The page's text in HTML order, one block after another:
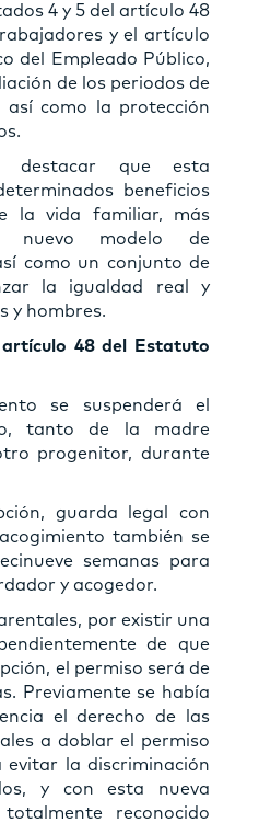
4 y 5 del artículo 48
y el artículo
del Empleado Público,
de los periodos de
como la protección
destacar que esta
beneficios
la vida familiar, más
nuevo modelo de
como un conjunto de
la igualdad real y
y hombres.
artículo 48 del Estatuto
se suspenderá el
tanto de la madre
progenitor, durante
guarda legal con
también se
semanas para
y acogedor.
por existir una
de que
el permiso será de
Previamente se había
el derecho de las
a doblar el permiso
la discriminación
y con esta nueva
reconocido